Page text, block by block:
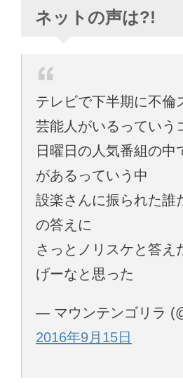
ネットの声は?!
テレビで下半期に不倫
芸能人がいるっていう
日曜日の人気番組の中
があるっていう中
設楽さんに振られた誰
の答えに
さっとノリスケと答え
げーなと思った
— マウンテンゴリラ
2016年9月15日